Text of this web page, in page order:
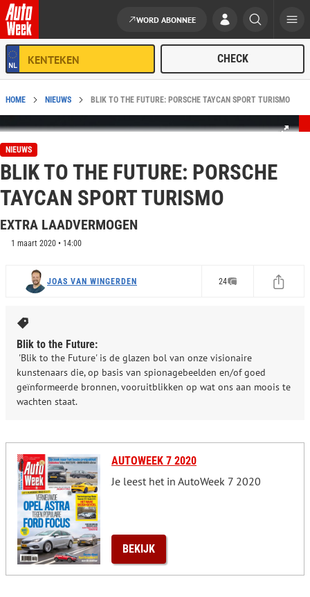
Ga naar de inhoud
WORD ABONNEE
HOME NIEUWS BLIK TO THE FUTURE: PORSCHE TAYCAN SPORT TURISMO
NIEUWS
BLIK TO THE FUTURE: PORSCHE
TAYCAN SPORT TURISMO
EXTRA LAADVERMOGEN
1 maart 2020 • 14:00
JOAS VAN WINGERDEN 24
Blik to the Future:
'Blik to the Future' is de glazen bol van onze visionaire
kunstenaars die, op basis van spionagebeelden en/of goed
geïnformeerde bronnen, vooruitblikken op wat ons aan moois te
wachten staat.
AUTOWEEK 7 2020
Je leest het in AutoWeek 7 2020
BEKIJK